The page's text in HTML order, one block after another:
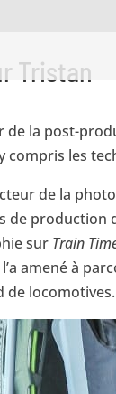
Tristan
de la post-
compris les
de la
de production
sur Train
amené à
de locomotives.